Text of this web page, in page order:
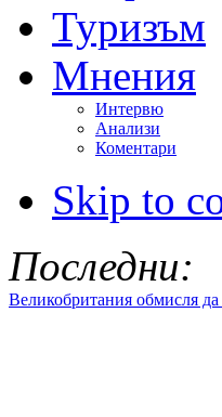
Туризъм
Мнения
Интервю
Анализи
Коментари
Skip to
Последни:
Великобритания обмисля